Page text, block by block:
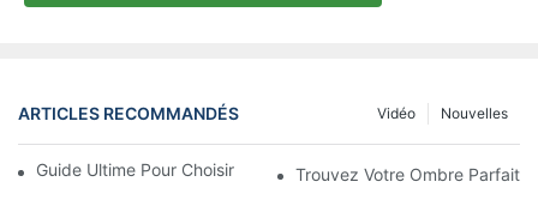
ARTICLES RECOMMANDÉS Nouvelles
Vidéo
Guide Ultime Pour Choisir Le Parasol De Plage Parfait
Trouvez Votre Ombre Parfaite